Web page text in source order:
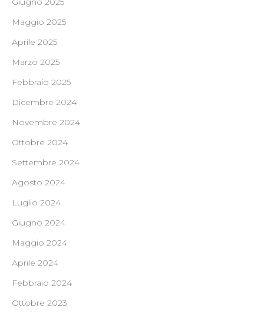
Maggio 2025
Aprile 2025
Marzo 2025
Febbraio 2025
Dicembre 2024
Novembre 2024
Ottobre 2024
Settembre 2024
Agosto 2024
Luglio 2024
Giugno 2024
Maggio 2024
Aprile 2024
Febbraio 2024
Ottobre 2023